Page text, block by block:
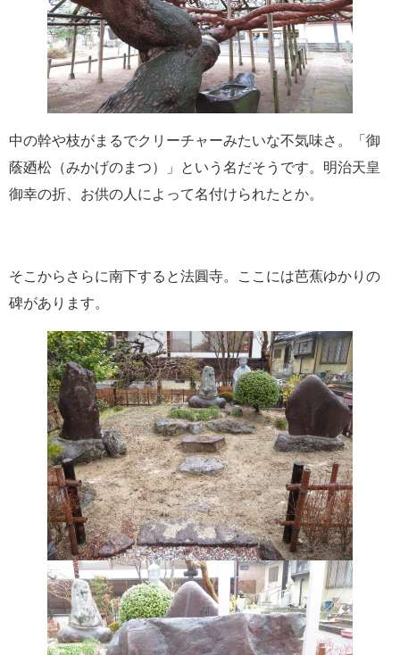
中の幹や枝がまるでクリーチャーみたいな不気味さ。「御
蔭廼松（みかげのまつ）」という名だそうです。明治天皇
御幸の折、お供の人によって名付けられたとか。
そこからさらに南下すると法圓寺。ここには芭蕉ゆかりの
碑があります。